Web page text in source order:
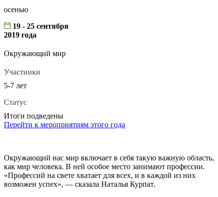
осенью
19 - 25 сентября
2019 года
Окружающий мир
Участники
5-7 лет
Статус
Итоги подведены
Перейти к мероприятиям этого года
Окружающий нас мир включает в себя такую важную область,
как мир человека. В ней особое место занимают профессии.
«Профессий на свете хватает для всех, и в каждой из них
возможен успех», — сказала Наталья Курпат.